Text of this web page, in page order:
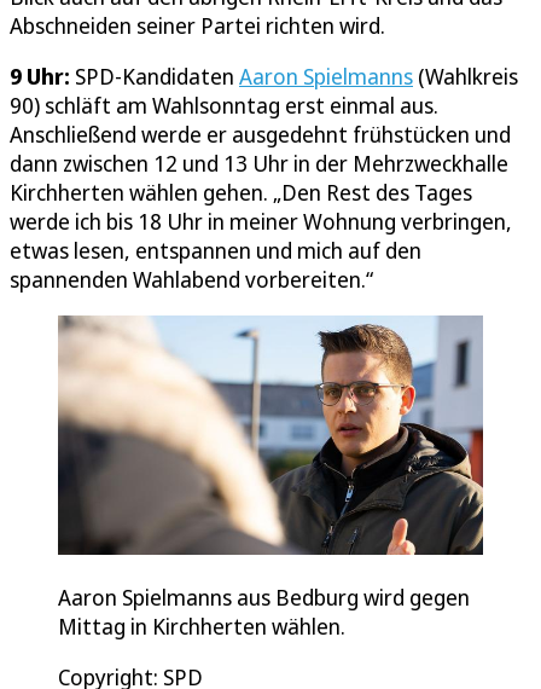
Abschneiden seiner Partei richten wird.
9 Uhr: SPD-Kandidaten Aaron Spielmanns (Wahlkreis
90) schläft am Wahlsonntag erst einmal aus.
Anschließend werde er ausgedehnt frühstücken und
dann zwischen 12 und 13 Uhr in der Mehrzweckhalle
Kirchherten wählen gehen. „Den Rest des Tages
werde ich bis 18 Uhr in meiner Wohnung verbringen,
etwas lesen, entspannen und mich auf den
spannenden Wahlabend vorbereiten.“
Aaron Spielmanns aus Bedburg wird gegen
Mittag in Kirchherten wählen.
Copyright: SPD